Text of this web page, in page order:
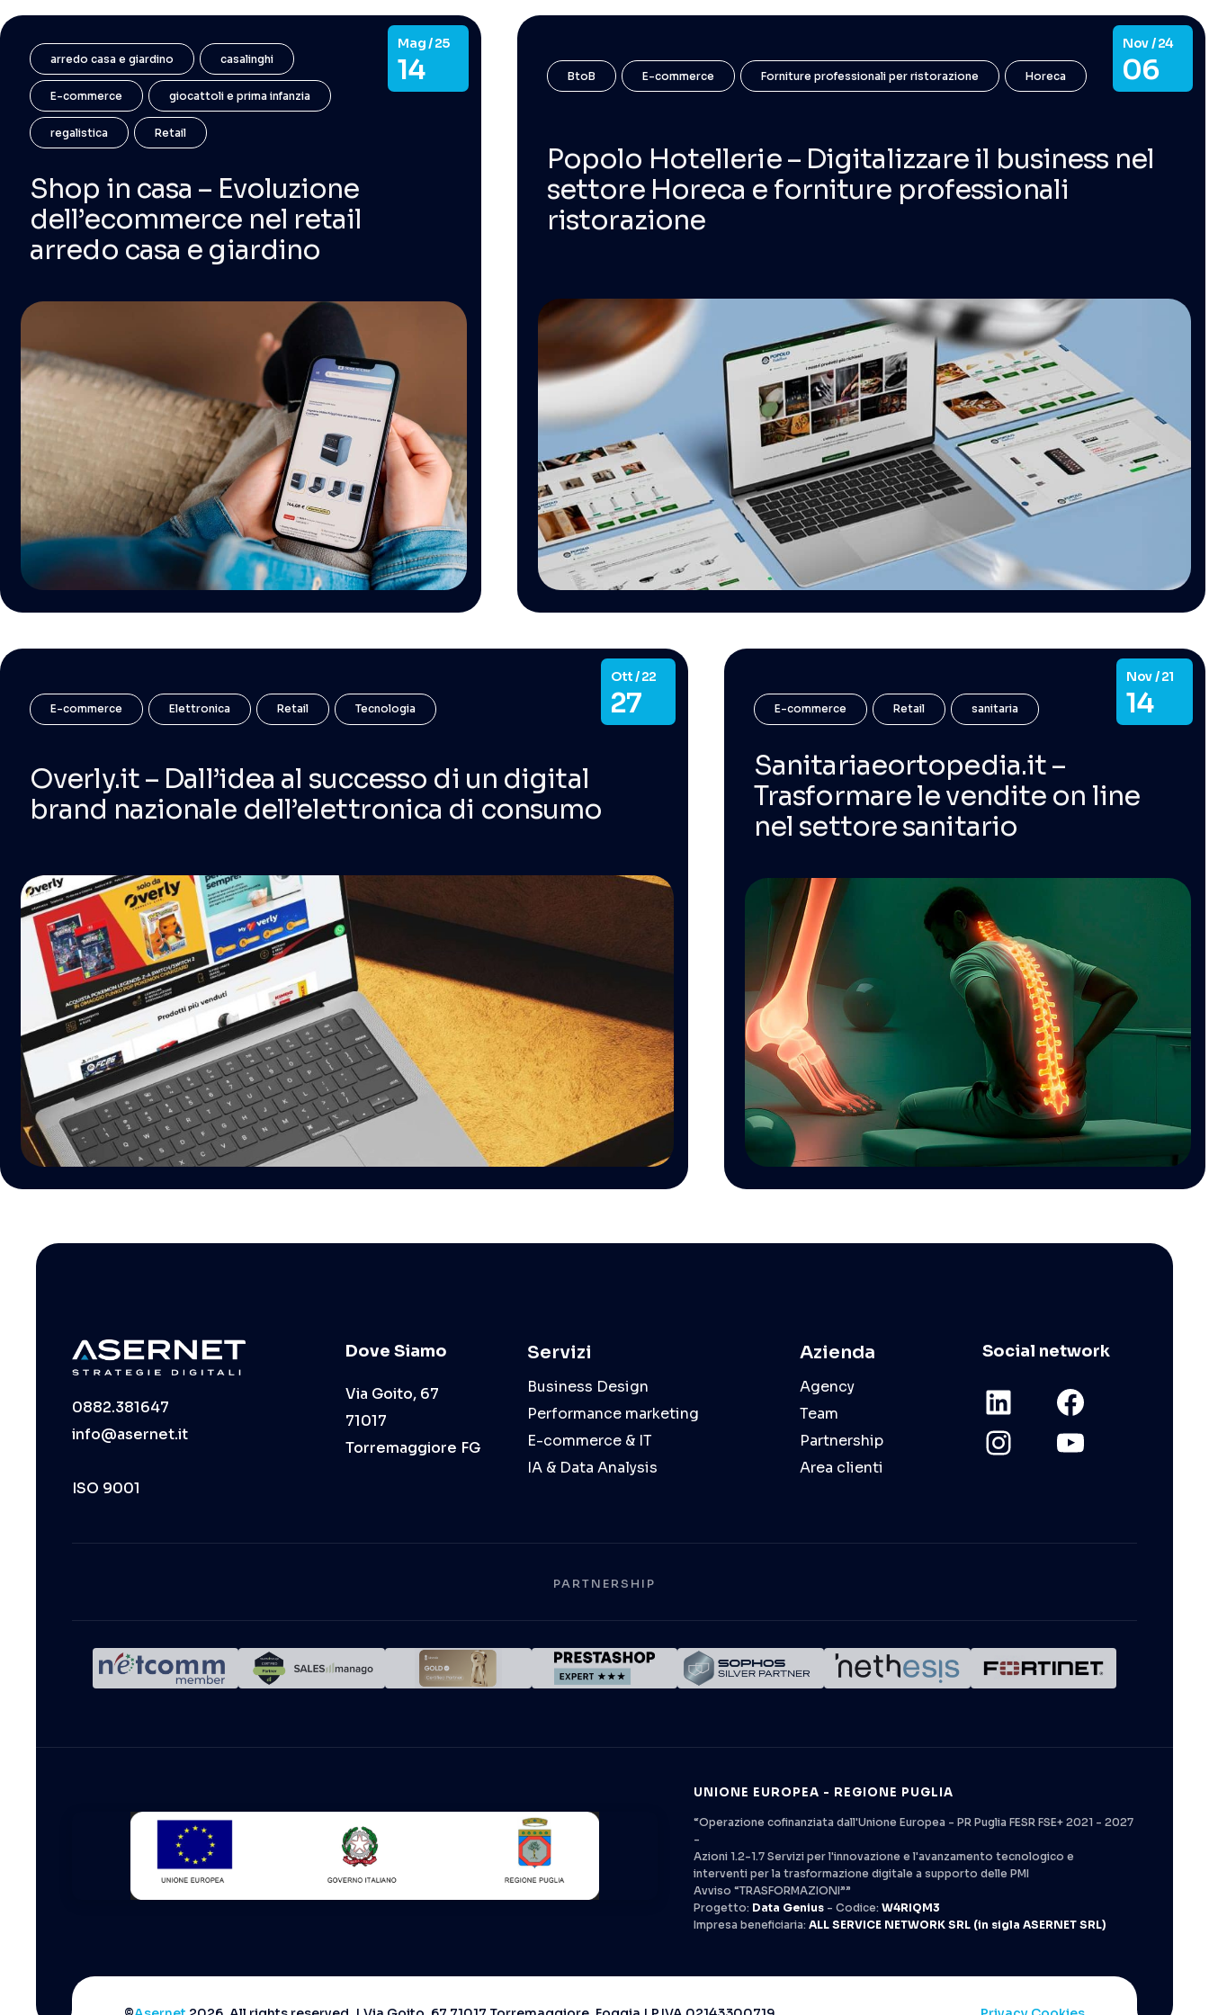
arredo casa e giardino casalinghi
E-commerce giocattoli e prima infanzia
regalistica Retail
Mag / 25
14
Shop in casa – Evoluzione
dell’ecommerce nel retail
arredo casa e giardino
BtoB E-commerce Forniture professionali per ristorazione Horeca
Nov / 24
06
Popolo Hotellerie – Digitalizzare il business nel
settore Horeca e forniture professionali
ristorazione
E-commerce Elettronica Retail Tecnologia
Ott / 22
27
Overly.it – Dall’idea al successo di un digital
brand nazionale dell’elettronica di consumo
E-commerce Retail sanitaria
Nov / 21
14
Sanitariaeortopedia.it –
Trasformare le vendite on line
nel settore sanitario
0882.381647
info@asernet.it
ISO 9001
Dove Siamo
Via Goito, 67
71017
Torremaggiore FG
Servizi
Business Design
Performance marketing
E-commerce & IT
IA & Data Analysis
Azienda
Agency
Team
Partnership
Area clienti
Social network
PARTNERSHIP
UNIONE EUROPEA - REGIONE PUGLIA
“Operazione cofinanziata dall'Unione Europea - PR Puglia FESR FSE+ 2021 - 2027
-
Azioni 1.2-1.7 Servizi per l'innovazione e l'avanzamento tecnologico e
interventi per la trasformazione digitale a supporto delle PMI
Avviso “TRASFORMAZIONI””
Progetto: Data Genius - Codice:W4RIQM3
Impresa beneficiaria:ALL SERVICE NETWORK SRL (in sigla ASERNET SRL)